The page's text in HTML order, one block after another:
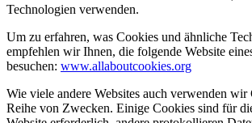
Technologien verwenden.
Um zu erfahren, was Cookies und ähnliche
empfehlen wir Ihnen, die folgende Website
besuchen: www.allaboutcookies.org
Wie viele andere Websites auch verwenden
Reihe von Zwecken. Einige Cookies sind für